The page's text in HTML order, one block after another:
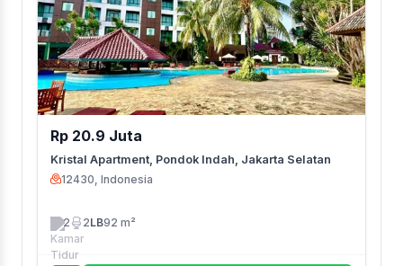
Rp 20.9 Juta
Kristal Apartment, Pondok Indah, Jakarta Selatan
12430, Indonesia
2 2LB92 m²